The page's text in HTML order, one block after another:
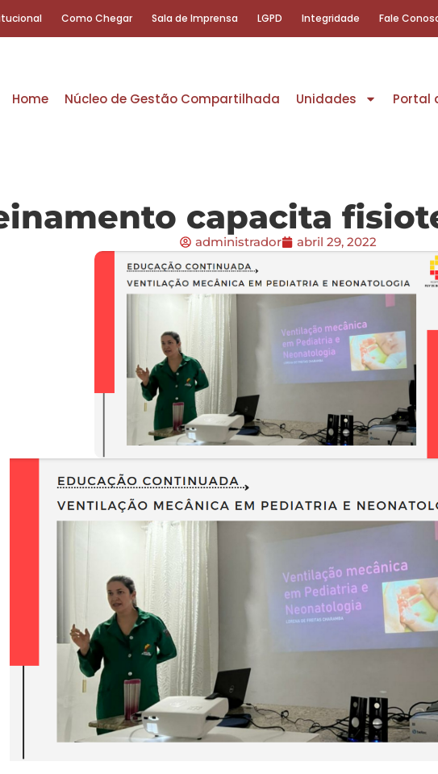
Como Chegar Sala de Imprensa LGPD Integridade Fale
Home Núcleo de Gestão Compartilhada Unidades Portal
capacita
administrador abril 29, 2022